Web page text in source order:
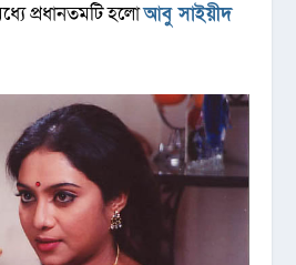
প্রধানতমটি হলোআবু সাইয়ীদ